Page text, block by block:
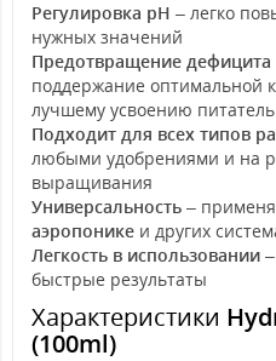
Регулировка pH – легко
нужных значений
Предотвращение дефицита
поддержание оптимальной
лучшему усвоению
Подходит для всех типов
любыми удобрениями и на
выращивания
Универсальность –
аэропонике и других
Легкость в использовании
быстрые результаты
Характеристики
(100ml)